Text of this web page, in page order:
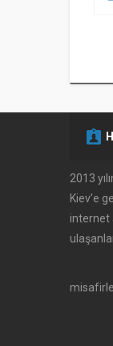
2013
Kiev’e
internet